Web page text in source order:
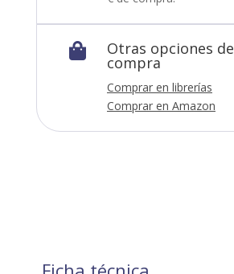
 Otras opciones de
compra
Comprar en librerías
Comprar en Amazon